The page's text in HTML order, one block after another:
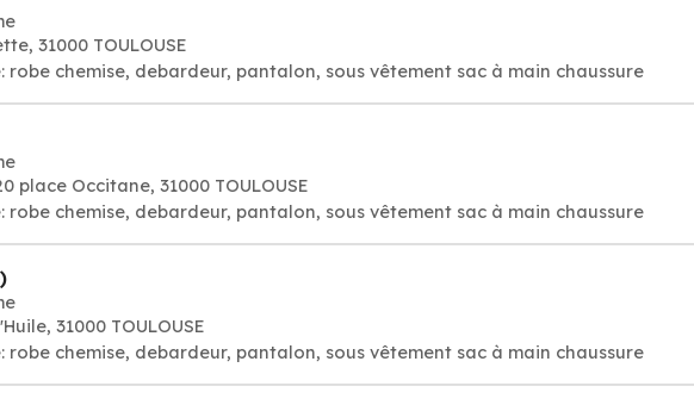
31000 TOULOUSE
robe chemise, debardeur, pantalon, sous vêtement sac à main chaussure
place Occitane, 31000 TOULOUSE
robe chemise, debardeur, pantalon, sous vêtement sac à main chaussure
31000 TOULOUSE
robe chemise, debardeur, pantalon, sous vêtement sac à main chaussure